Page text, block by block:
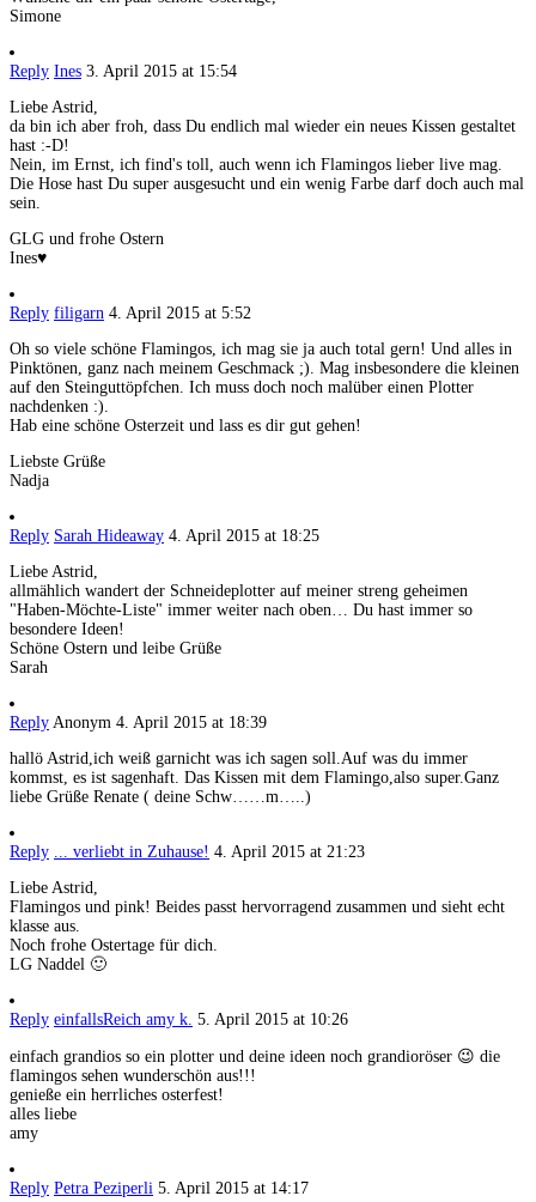
Simone
Reply Ines 3. April 2015 at 15:54
Liebe Astrid,
da bin ich aber froh, dass Du endlich mal wieder ein neues Kissen gestaltet
hast :-D!
Nein, im Ernst, ich find's toll, auch wenn ich Flamingos lieber live mag.
Die Hose hast Du super ausgesucht und ein wenig Farbe darf doch auch mal
sein.
GLG und frohe Ostern
Ines♥
Reply filigarn 4. April 2015 at 5:52
Oh so viele schöne Flamingos, ich mag sie ja auch total gern! Und alles in
Pinktönen, ganz nach meinem Geschmack ;). Mag insbesondere die kleinen
auf den Steinguttöpfchen. Ich muss doch noch malüber einen Plotter
nachdenken :).
Hab eine schöne Osterzeit und lass es dir gut gehen!
Liebste Grüße
Nadja
Reply Sarah Hideaway 4. April 2015 at 18:25
Liebe Astrid,
allmählich wandert der Schneideplotter auf meiner streng geheimen
"Haben-Möchte-Liste" immer weiter nach oben… Du hast immer so
besondere Ideen!
Schöne Ostern und leibe Grüße
Sarah
Reply Anonym 4. April 2015 at 18:39
hallö Astrid,ich weiß garnicht was ich sagen soll.Auf was du immer
kommst, es ist sagenhaft. Das Kissen mit dem Flamingo,also super.Ganz
liebe Grüße Renate ( deine Schw……m…..)
Reply ... verliebt in Zuhause! 4. April 2015 at 21:23
Liebe Astrid,
Flamingos und pink! Beides passt hervorragend zusammen und sieht echt
klasse aus.
Noch frohe Ostertage für dich.
LG Naddel 🙂
Reply einfallsReich amy k. 5. April 2015 at 10:26
einfach grandios so ein plotter und deine ideen noch grandioröser 😉 die
flamingos sehen wunderschön aus!!!
genieße ein herrliches osterfest!
alles liebe
amy
Reply Petra Peziperli 5. April 2015 at 14:17